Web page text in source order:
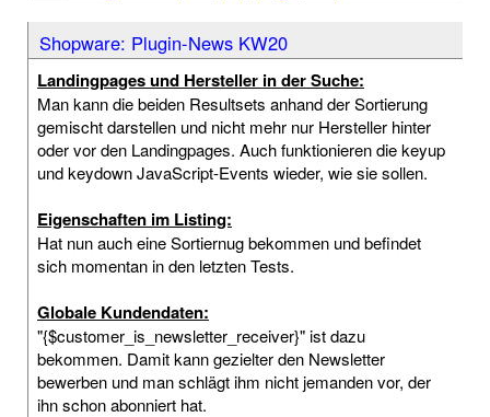
Shopware: Plugin-News KW20
Landingpages und Hersteller in der Suche:
Man kann die beiden Resultsets anhand der Sortierung
gemischt darstellen und nicht mehr nur Hersteller hinter
oder vor den Landingpages. Auch funktionieren die keyup
und keydown JavaScript-Events wieder, wie sie sollen.
Eigenschaften im Listing:
Hat nun auch eine Sortiernug bekommen und befindet
sich momentan in den letzten Tests.
Globale Kundendaten:
"{$customer_is_newsletter_receiver}" ist dazu
bekommen. Damit kann gezielter den Newsletter
bewerben und man schlägt ihm nicht jemanden vor, der
ihn schon abonniert hat.